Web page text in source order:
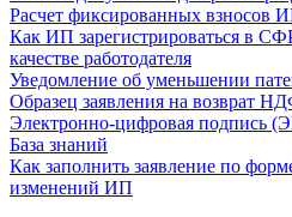
Расчет фиксированных взносов
Как ИП зарегистрироваться в
качестве работодателя
Уведомление об уменьшении
Образец заявления на возврат
Электронно-цифровая
База знаний
Как заполнить заявление по
изменений ИП